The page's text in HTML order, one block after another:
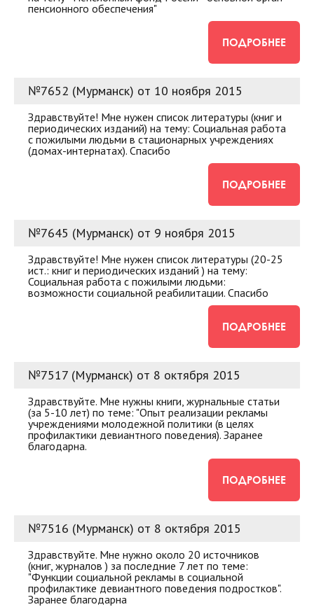
пенсионного обеспечения"
ПОДРОБНЕЕ
№7652 (Мурманск) от 10 ноября 2015
Здравствуйте! Мне нужен список литературы (книг и
периодических изданий) на тему: Социальная работа
с пожилыми людьми в стационарных учреждениях
(домах-интернатах). Спасибо
ПОДРОБНЕЕ
№7645 (Мурманск) от 9 ноября 2015
Здравствуйте! Мне нужен список литературы (20-25
ист.: книг и периодических изданий ) на тему:
Социальная работа с пожилыми людьми:
возможности социальной реабилитации. Спасибо
ПОДРОБНЕЕ
№7517 (Мурманск) от 8 октября 2015
Здравствуйте. Мне нужны книги, журнальные статьи
(за 5-10 лет) по теме: "Опыт реализации рекламы
учреждениями молодежной политики (в целях
профилактики девиантного поведения). Заранее
благодарна.
ПОДРОБНЕЕ
№7516 (Мурманск) от 8 октября 2015
Здравствуйте. Мне нужно около 20 источников
(книг, журналов ) за последние 7 лет по теме:
"Функции социальной рекламы в социальной
профилактике девиантного поведения подростков".
Заранее благодарна